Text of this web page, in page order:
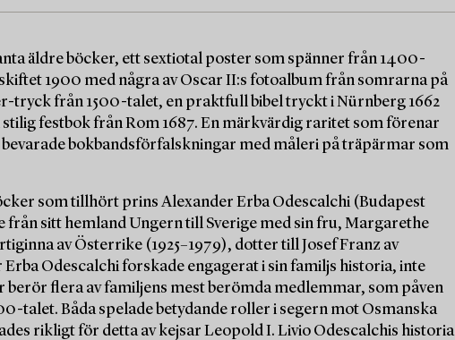
äldre böcker, ett sextiotal poster som spänner från 1400-
1900 med några av Oscar II:s fotoalbum från somrarna på
tryck från 1500-talet, en praktfull bibel tryckt i Nürnberg 1662
festbok från Rom 1687. En märkvärdig raritet som förenar
bevarade bokbandsförfalskningar med måleri på träpärmar som
som tillhört prins Alexander Erba Odescalchi (Budapest
från sitt hemland Ungern till Sverige med sin fru, Margarethe
av Österrike (1925–1979), dotter till Josef Franz av
Odescalchi forskade engagerat i sin familjs historia, inte
berör flera av familjens mest berömda medlemmar, som påven
talet. Båda spelade betydande roller i segern mot Osmanska
rikligt för detta av kejsar Leopold I. Livio Odescalchis historia